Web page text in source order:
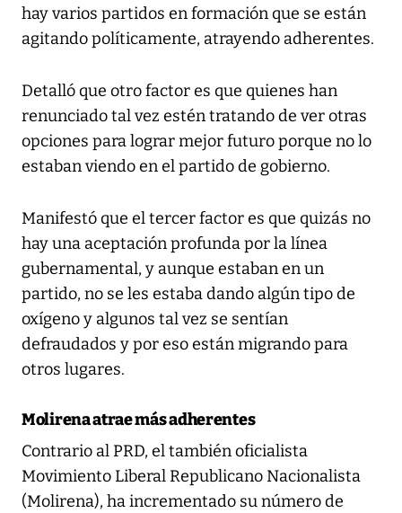
hay varios partidos en formación que se están
agitando políticamente, atrayendo adherentes.
Detalló que otro factor es que quienes han
renunciado tal vez estén tratando de ver otras
opciones para lograr mejor futuro porque no lo
estaban viendo en el partido de gobierno.
Manifestó que el tercer factor es que quizás no
hay una aceptación profunda por la línea
gubernamental, y aunque estaban en un
partido, no se les estaba dando algún tipo de
oxígeno y algunos tal vez se sentían
defraudados y por eso están migrando para
otros lugares.
Molirena atrae más adherentes
Contrario al PRD, el también oficialista
Movimiento Liberal Republicano Nacionalista
(Molirena), ha incrementado su número de